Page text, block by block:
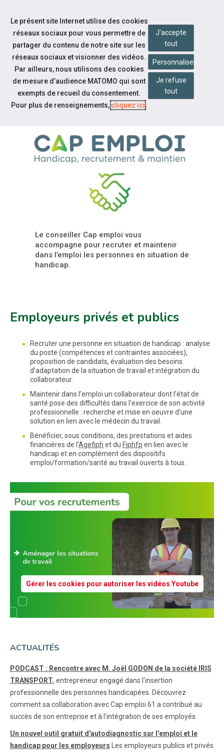
Aller au contenu
Espace employeur
NOS SERVICES
Le conseiller Cap emploi vous
accompagne pour recruter et maintenir
dans l’emploi les personnes en situation de
handicap.
Employeurs privés et publics
Recruter une personne en situation de handicap : analyse
du poste (compétences et contraintes associées),
proposition de candidats, évaluation des besoins
d’adaptation de la situation de travail et intégration du
collaborateur.
Maintenir dans l’emploi un collaborateur dont l’état de
santé pose des difficultés dans l’exercice de son activité
professionnelle : recherche et mise en oeuvre d’une
solution en lien avec le médecin du travail.
Bénéficier, sous conditions, des prestations et aides
financières de l’Agefiph et du Fiphfp en lien avec le
handicap et en complément des dispositifs
emploi/formation/santé au travail ouverts à tous.
Gérer les cookies pour autoriser les vidéos Youtube
ACTUALITÉS
PODCAST : Rencontre avec M. Joël GODON de la société IRIS
TRANSPORT, entrepreneur engagé dans l'insertion
professionnelle des personnes handicapées. Découvrez
comment sa collaboration avec Cap emploi 61 a contribué au
succès de son entreprise et à l'intégration de ses employés.
Un nouvel outil gratuit d'autodiagnostic sur l'emploi et le
handicap pour les employeurs Les employeurs publics et privés
Le présent site Internet utilise des cookies
réseaux sociaux pour vous permettre de
partager du contenu de notre site sur les
réseaux sociaux et visionner des vidéos.
Par ailleurs, nous utilisons des cookies
de mesure d’audience MATOMO qui sont
exempts de recueil du consentement.
Pour plus de renseignements,cliquez ici.
J'accepte
tout
Personnaliser
Je refuse
tout